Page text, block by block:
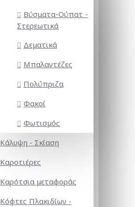
Βύσματα-Ούπατ -
Στερεωτικά
Δεματικά
Μπαλαντέζες
Πολύπριζα
Φακοί
Φωτισμός
Κάλυψη - Σκίαση
Καροτιέρες
Καρότσια μεταφοράς
Κόφτες Πλακιδίων -